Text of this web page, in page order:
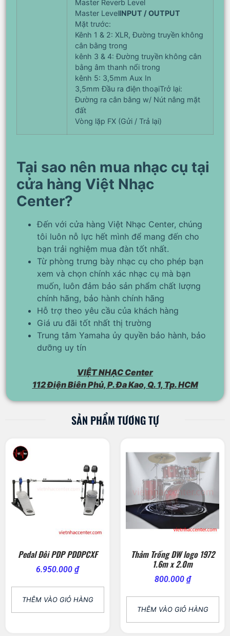
Master Reverb Level
Master LevelINPUT / OUTPUT
Mặt trước:
Kênh 1 & 2: XLR, Đường truyền không
cân bằng trong
kênh 3 & 4: Đường truyền không cân
bằng âm thanh nổi trong
kênh 5: 3,5mm Aux In
3,5mm Đầu ra điện thoạiTrở lại:
Đường ra cân bằng w/ Nút nâng mặt
đất
Vòng lặp FX (Gửi / Trả lại)
Tại sao nên mua nhạc cụ tại
cửa hàng Việt Nhạc
Center?
Đến với cửa hàng Việt Nhạc Center, chúng
tôi luôn nỗ lực hết mình để mang đến cho
bạn trải nghiệm mua đàn tốt nhất.
Từ phòng trưng bày nhạc cụ cho phép bạn
xem và chọn chính xác nhạc cụ mà bạn
muốn, luôn đảm bảo sản phẩm chất lượng
chính hãng, bảo hành chính hãng
Hỗ trợ theo yêu cầu của khách hàng
Giá ưu đãi tốt nhất thị trường
Trung tâm Yamaha ủy quyền bảo hành, bảo
dưỡng uy tín
VIỆT NHẠC Center
112 Điện Biên Phủ, P. Đa Kao, Q. 1, Tp. HCM
SẢN PHẨM TƯƠNG TỰ
Pedal Đôi PDP PDDPCXF
6.950.000 ₫
THÊM VÀO GIỎ HÀNG
Thảm Trống DW logo 1972
1.6m x 2.0m
800.000 ₫
THÊM VÀO GIỎ HÀNG